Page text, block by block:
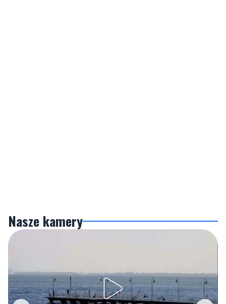
Nasze kamery